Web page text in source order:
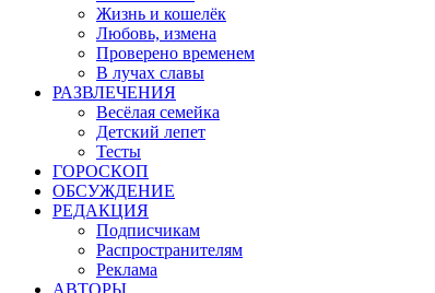
Жизнь и кошелёк
Любовь, измена
Проверено временем
В лучах славы
РАЗВЛЕЧЕНИЯ
Весёлая семейка
Детский лепет
Тесты
ГОРОСКОП
ОБСУЖДЕНИЕ
РЕДАКЦИЯ
Подписчикам
Распространителям
Реклама
АВТОРЫ